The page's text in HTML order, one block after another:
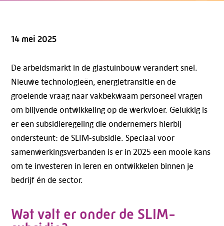
14 mei 2025
De arbeidsmarkt in de glastuinbouw verandert snel.
Nieuwe technologieën, energietransitie en de
groeiende vraag naar vakbekwaam personeel vragen
om blijvende ontwikkeling op de werkvloer. Gelukkig is
er een subsidieregeling die ondernemers hierbij
ondersteunt: de SLIM-subsidie. Speciaal voor
samenwerkingsverbanden is er in 2025 een mooie kans
om te investeren in leren en ontwikkelen binnen je
bedrijf én de sector.
Wat valt er onder de SLIM-